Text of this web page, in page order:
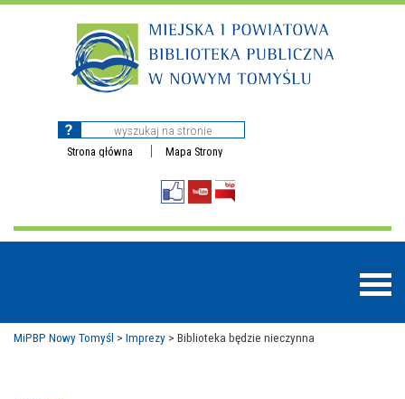
Strona główna Mapa Strony
MiPBP Nowy Tomyśl > Imprezy > Biblioteka będzie nieczynna